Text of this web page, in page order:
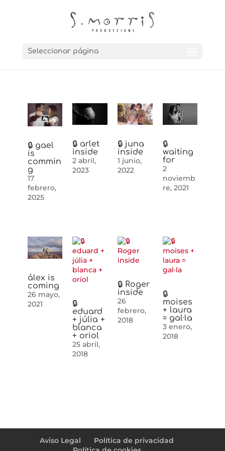
Seleccionar página
🔒 gael
is
commin
g
17
febrero,
2025
🔒 arlet
inside
2 abril,
2023
🔒 juna
inside
1 junio,
2022
🔒
waiting
for
2
noviemb
re, 2021
álex is
coming
26 mayo,
2021
🔒
eduard
+ júlia +
blanca
+ oriol
25 abril,
2018
🔒 Roger
inside
26
febrero,
2018
🔒
moises
+ laura
= gal·la
3 enero,
2018
Aviso Legal
Política de privacidad